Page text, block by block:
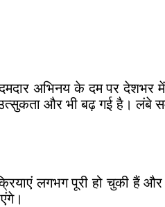
अभिनय के दम पर देशभर
और भी बढ़ गई है। लंबे
लगभग पूरी हो चुकी हैं और